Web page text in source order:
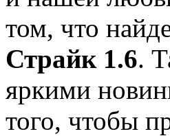
том, что
Страйк 1.6.
яркими
того, чтобы